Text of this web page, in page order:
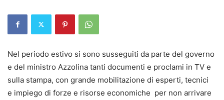
Nel periodo estivo si sono susseguiti da parte del governo
e del ministro Azzolina tanti documenti e proclami in TV e
sulla stampa, con grande mobilitazione di esperti, tecnici
e impiego di forze e risorse economiche per non arrivare